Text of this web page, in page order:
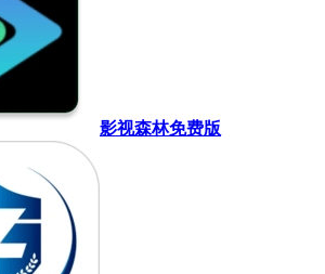
影视森林免费版